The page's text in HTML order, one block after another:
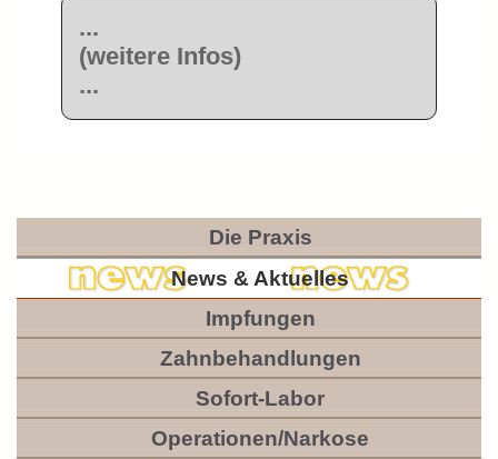
...
(weitere Infos)
...
Die Praxis
News & Aktuelles
Impfungen
Zahnbehandlungen
Sofort-Labor
Operationen/Narkose